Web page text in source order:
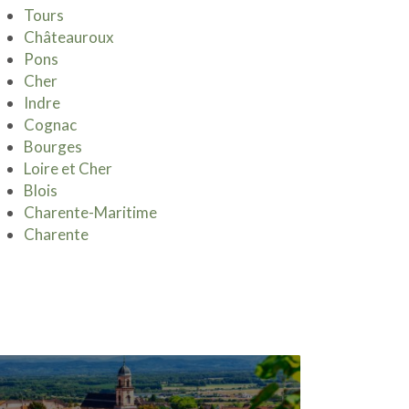
Tours
Châteauroux
Pons
Cher
Indre
Cognac
Bourges
Loire et Cher
Blois
Charente-Maritime
Charente